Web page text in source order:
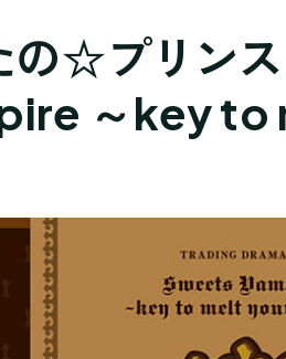
の☆プリン
～key to